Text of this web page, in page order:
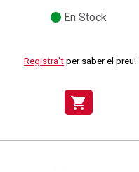
En Stock
Registra't per saber el preu!
shopping_cart